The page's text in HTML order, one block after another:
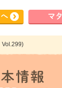
マタ
Vol.299)